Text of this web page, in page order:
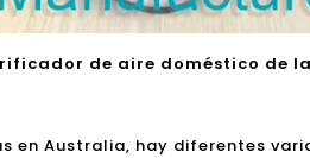
de aire doméstico de
en Australia, hay diferentes